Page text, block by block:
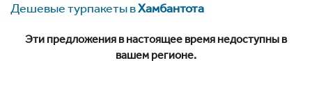
Дешевые турпакеты вХамбантота
Эти предложения в настоящее время недоступны в
вашем регионе.